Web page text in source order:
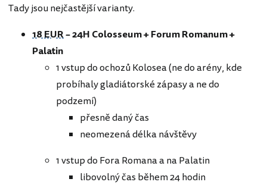
Tady jsou nejčastější varianty.
18 EUR– 24H Colosseum + Forum Romanum +
Palatin
1 vstup do ochozů Kolosea (ne do arény, kde
probíhaly gladiátorské zápasy a ne do
podzemí)
přesně daný čas
neomezená délka návštěvy
1 vstup do Fora Romana a na Palatin
libovolný čas během 24 hodin